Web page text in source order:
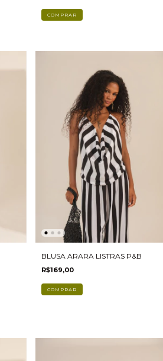
COMPRAR
BLUSA ARARA LISTRAS P&B
R$169,00